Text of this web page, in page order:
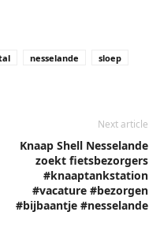
nesselande
sloep
Next article
Knaap Shell Nesselande
zoekt fietsbezorgers
#knaaptankstation
#vacature #bezorgen
#bijbaantje #nesselande